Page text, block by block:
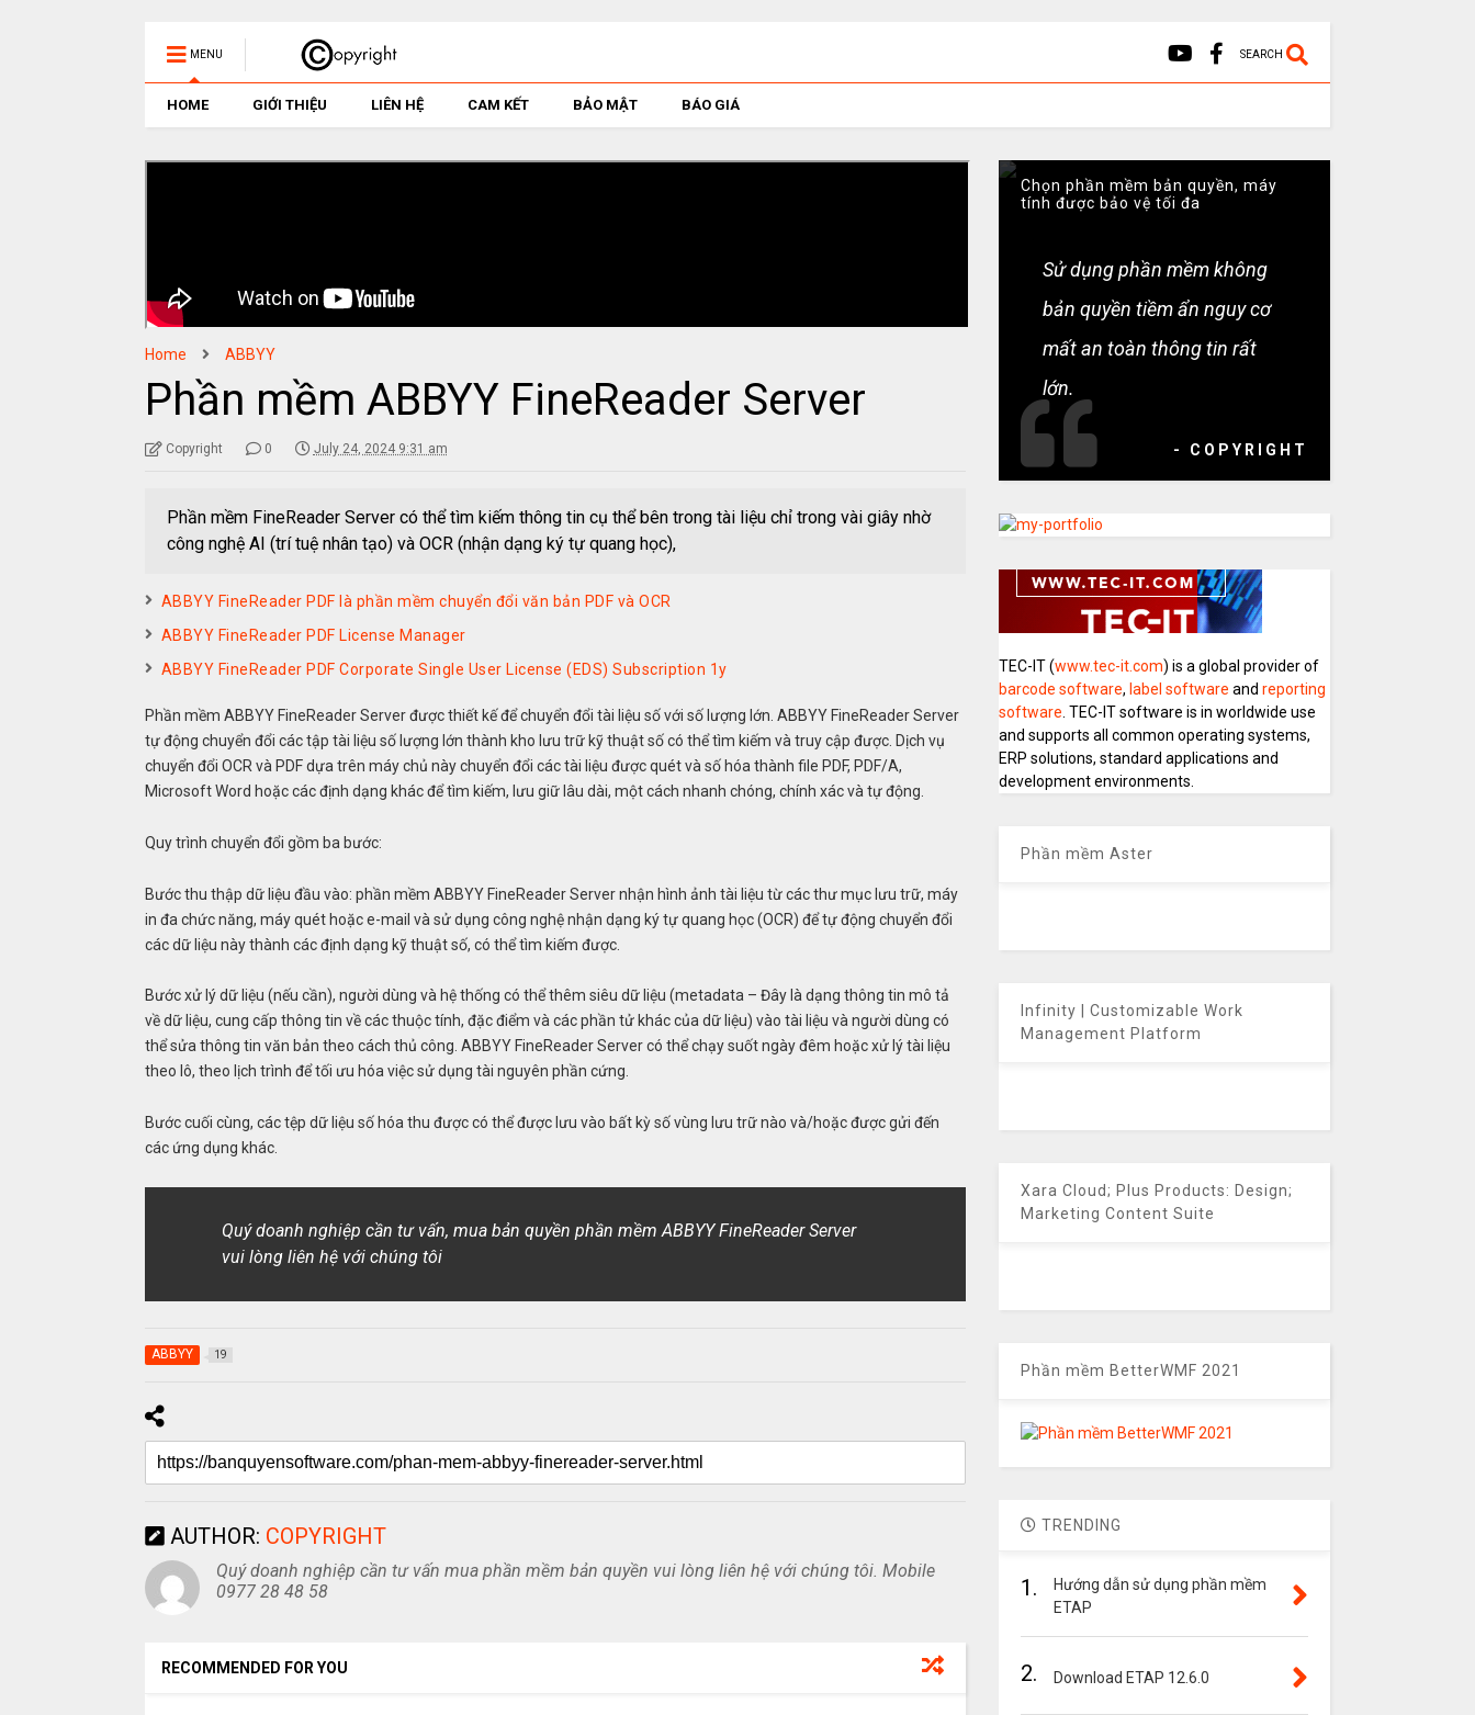
MENU SEARCH
HOME GIỚI THIỆU LIÊN HỆ CAM KẾT BẢO MẬT BÁO GIÁ
Home ABBYY
Phần mềm ABBYY FineReader Server
Copyright 0 July 24, 2024 9:31 am
Phần mềm FineReader Server có thể tìm kiếm thông tin cụ thể bên trong tài liệu chỉ trong vài giây nhờ
công nghệ AI (trí tuệ nhân tạo) và OCR (nhận dạng ký tự quang học),
ABBYY FineReader PDF là phần mềm chuyển đổi văn bản PDF và OCR
ABBYY FineReader PDF License Manager
ABBYY FineReader PDF Corporate Single User License (EDS) Subscription 1y
Phần mềm ABBYY FineReader Server được thiết kế để chuyển đổi tài liệu số với số lượng lớn. ABBYY FineReader Server
tự động chuyển đổi các tập tài liệu số lượng lớn thành kho lưu trữ kỹ thuật số có thể tìm kiếm và truy cập được. Dịch vụ
chuyển đổi OCR và PDF dựa trên máy chủ này chuyển đổi các tài liệu được quét và số hóa thành file PDF, PDF/A,
Microsoft Word hoặc các định dạng khác để tìm kiếm, lưu giữ lâu dài, một cách nhanh chóng, chính xác và tự động.
Quy trình chuyển đổi gồm ba bước:
Bước thu thập dữ liệu đầu vào: phần mềm ABBYY FineReader Server nhận hình ảnh tài liệu từ các thư mục lưu trữ, máy
in đa chức năng, máy quét hoặc e-mail và sử dụng công nghệ nhận dạng ký tự quang học (OCR) để tự động chuyển đổi
các dữ liệu này thành các định dạng kỹ thuật số, có thể tìm kiếm được.
Bước xử lý dữ liệu (nếu cần), người dùng và hệ thống có thể thêm siêu dữ liệu (metadata – Đây là dạng thông tin mô tả
về dữ liệu, cung cấp thông tin về các thuộc tính, đặc điểm và các phần tử khác của dữ liệu) vào tài liệu và người dùng có
thể sửa thông tin văn bản theo cách thủ công. ABBYY FineReader Server có thể chạy suốt ngày đêm hoặc xử lý tài liệu
theo lô, theo lịch trình để tối ưu hóa việc sử dụng tài nguyên phần cứng.
Bước cuối cùng, các tệp dữ liệu số hóa thu được có thể được lưu vào bất kỳ số vùng lưu trữ nào và/hoặc được gửi đến
các ứng dụng khác.
Quý doanh nghiệp cần tư vấn, mua bản quyền phần mềm ABBYY FineReader Server
vui lòng liên hệ với chúng tôi
ABBYY 19
AUTHOR: COPYRIGHT
Quý doanh nghiệp cần tư vấn mua phần mềm bản quyền vui lòng liên hệ với chúng tôi. Mobile
0977 28 48 58
RECOMMENDED FOR YOU
Chọn phần mềm bản quyền, máy
tính được bảo vệ tối đa
Sử dụng phần mềm không
bản quyền tiềm ẩn nguy cơ
mất an toàn thông tin rất
lớn.
- COPYRIGHT
TEC-IT (www.tec-it.com) is a global provider of
barcode software, label software and reporting
software . TEC-IT software is in worldwide use
and supports all common operating systems,
ERP solutions, standard applications and
development environments.
Phần mềm Aster
Infinity | Customizable Work
Management Platform
Xara Cloud; Plus Products: Design;
Marketing Content Suite
Phần mềm BetterWMF 2021
TRENDING
1.
Hướng dẫn sử dụng phần mềm
ETAP
2. Download ETAP 12.6.0